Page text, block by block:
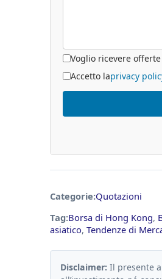
Voglio ricevere
Accetto laprivacy
Categorie:Quotazioni
Tag:Borsa di Hong Kong,
asiatico, Tendenze di
Disclaimer: Il presente